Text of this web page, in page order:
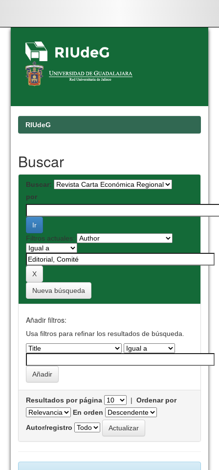
Skip
navigation
RIUdeG
Buscar
Buscar:
por
Filtros actuales:
Nueva búsqueda
Añadir filtros:
Usa filtros para refinar los resultados de búsqueda.
Resultados por página |Ordenar por
En orden
Autor/registro